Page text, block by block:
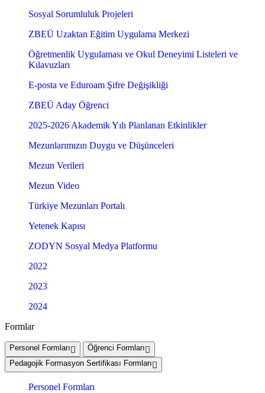
Sosyal Sorumluluk Projeleri
ZBEÜ Uzaktan Eğitim Uygulama Merkezi
Öğretmenlik Uygulaması ve Okul Deneyimi Listeleri ve
Kılavuzları
E-posta ve Eduroam Şifre Değişikliği
ZBEÜ Aday Öğrenci
2025-2026 Akademik Yılı Planlanan Etkinlikler
Mezunlarımızın Duygu ve Düşünceleri
Mezun Verileri
Mezun Video
Türkiye Mezunları Portalı
Yetenek Kapısı
ZODYN Sosyal Medya Platformu
2022
2023
2024
Formlar
Personel Formları
Öğrenci Formları
Pedagojik Formasyon Sertifikası Formları
Personel Formları